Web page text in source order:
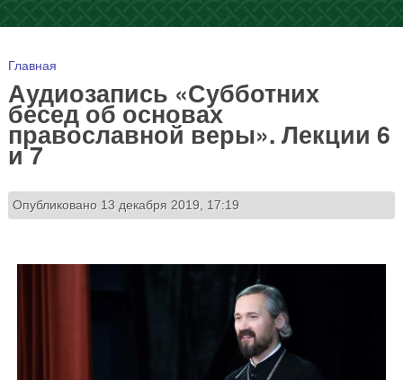
Вы здесь
Главная
Аудиозапись «Субботних
бесед об основах
православной веры». Лекции 6
и 7
Опубликовано 13 декабря 2019, 17:19